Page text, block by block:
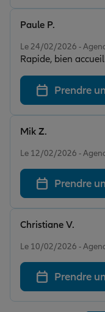
Le 24/02/2026 -
Rapide, bien
Paule P.
Prendre
Le 12/02/2026 -
Mik Z.
Prendre
Le 10/02/2026 -
Christiane V.
Prendre